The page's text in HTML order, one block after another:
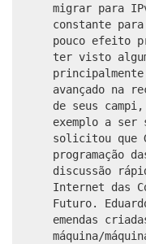
migrar para
constante para
pouco efeito
ter visto
principalmente
avançado na
de seus campi,
exemplo a
solicitou que
programação
discussão
Internet das
Futuro.
emendas
máquina/